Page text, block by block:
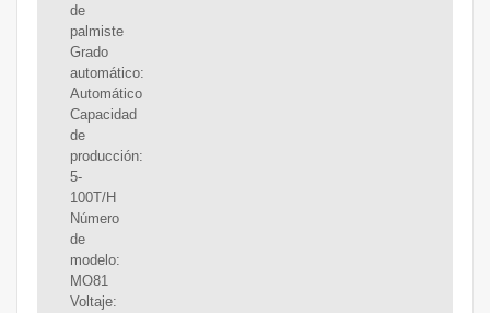
de
palmiste
Grado
automático:
Automático
Capacidad
de
producción:
5-
100T/H
Número
de
modelo:
MO81
Voltaje: